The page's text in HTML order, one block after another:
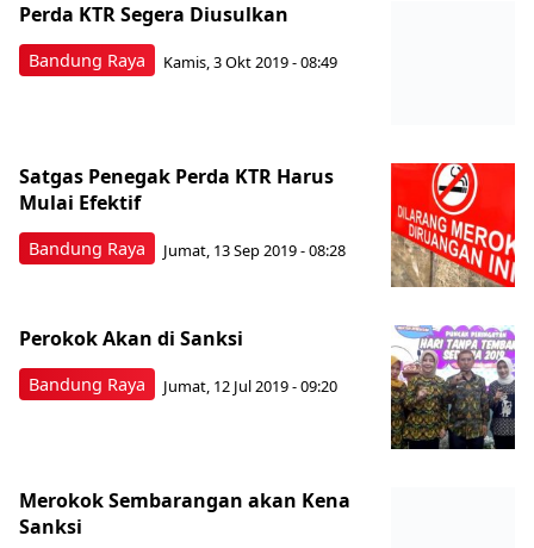
Bandung Raya
Perda KTR Segera Diusulkan
Kamis, 3 Okt 2019 - 08:49
Bandung Raya
Satgas Penegak Perda KTR Harus
Mulai Efektif
Jumat, 13 Sep 2019 - 08:28
Bandung Raya
Perokok Akan di Sanksi
Jumat, 12 Jul 2019 - 09:20
Merokok Sembarangan akan Kena
Sanksi